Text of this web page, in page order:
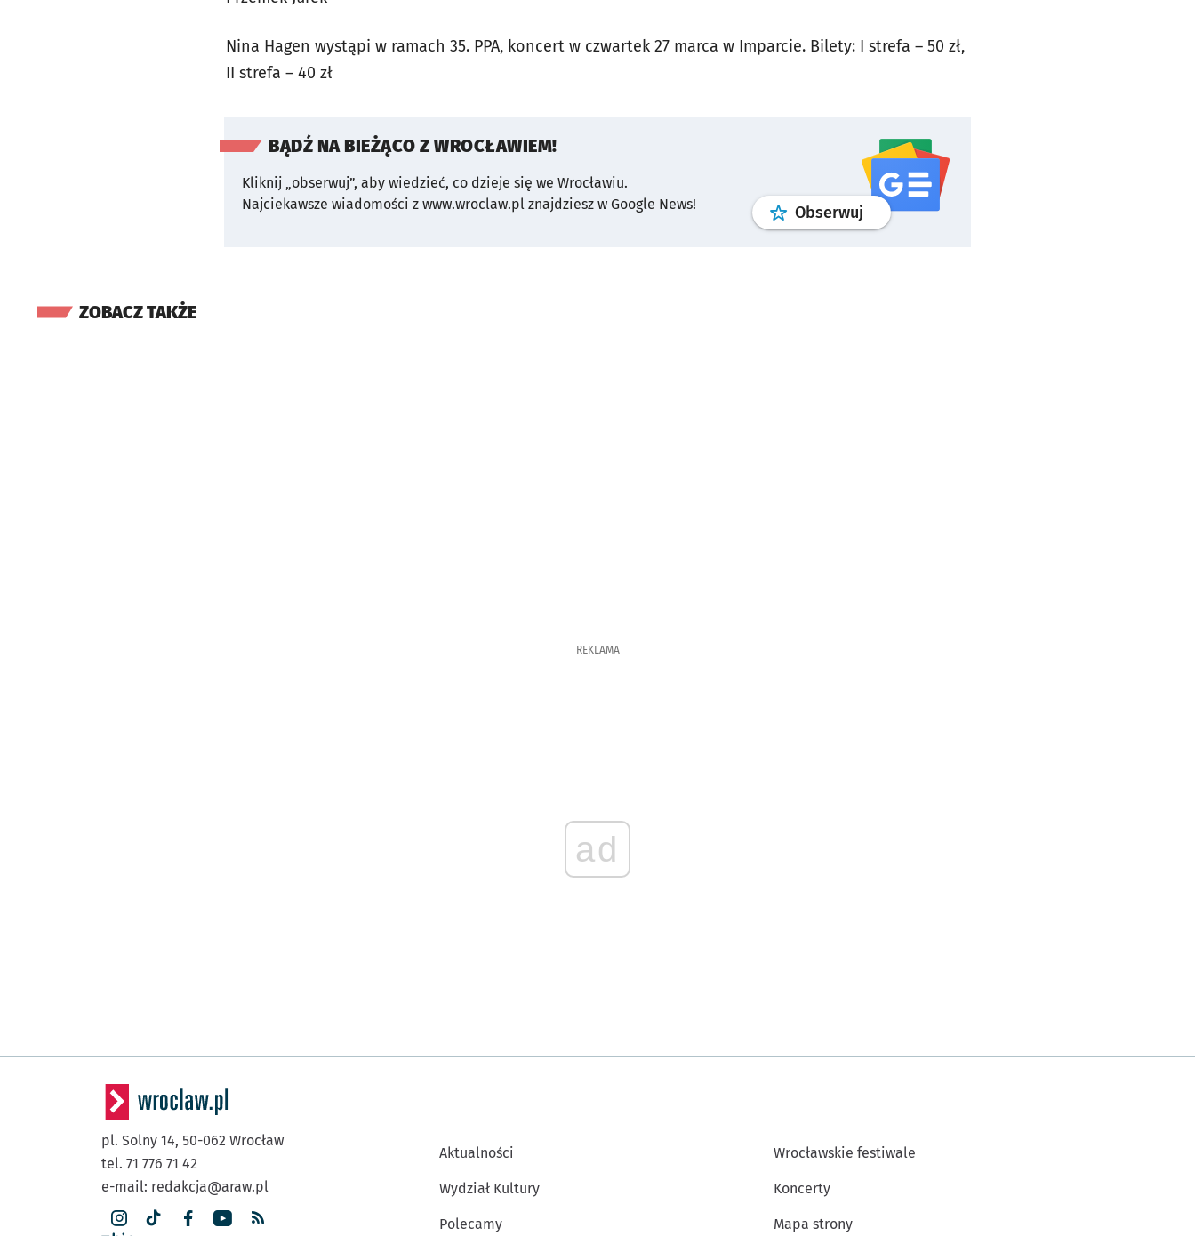
Nina Hagen wystąpi w ramach 35. PPA, koncert w czwartek 27 marca w Imparcie. Bilety: I strefa – 50 zł,
II strefa – 40 zł
BĄDŹ NA BIEŻĄCO Z WROCŁAWIEM!
Kliknij „obserwuj”, aby wiedzieć, co dzieje się we Wrocławiu.
Najciekawsze wiadomości z www.wroclaw.pl znajdziesz w Google News!
Obserwuj profilgoogle news
ZOBACZ TAKŻE
REKLAMA
ad
pl. Solny 14, 50-062 Wrocław
tel. 71 776 71 42
e-mail: redakcja@araw.pl
Aktualności
Wydział Kultury
Polecamy
Wrocławskie festiwale
Koncerty
Mapa strony